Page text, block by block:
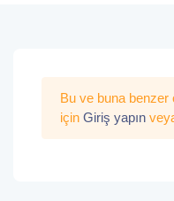
Bu ve buna benzer
için Giriş yapın